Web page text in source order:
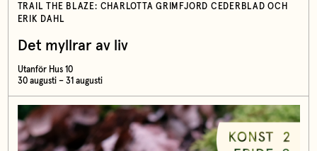
TRAIL THE BLAZE: CHARLOTTA GRIMFJORD CEDERBLAD OCH
ERIK DAHL
Det myllrar av liv
Utanför Hus 10
30 augusti – 31 augusti